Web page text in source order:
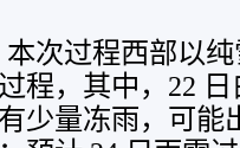
本次过程西部以
程，其中，22
少量冻雨，可能